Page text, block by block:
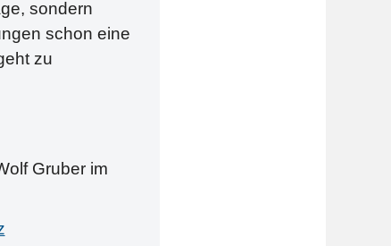
sondern
schon eine
zu
Gruber im